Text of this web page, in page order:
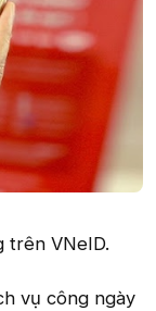
trên VNeID.​
vụ công ngày